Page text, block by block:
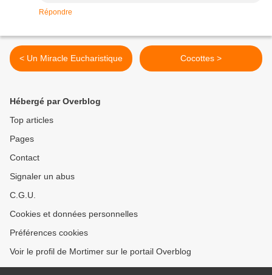
Répondre
< Un Miracle Eucharistique Cocottes >
Hébergé par Overblog
Top articles
Pages
Contact
Signaler un abus
C.G.U.
Cookies et données personnelles
Préférences cookies
Voir le profil de Mortimer sur le portail Overblog